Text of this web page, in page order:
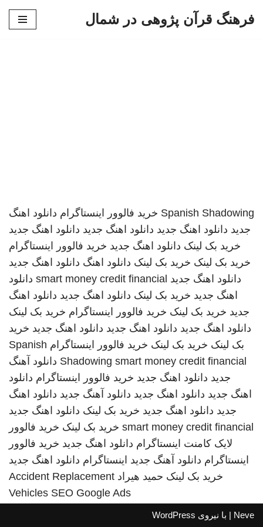
فرهنگ قرآن پژوهی در شمال
Spanish Shadowing خرید فالوور اینستاگرام دانلود اهنگ
جدید دانلود اهنگ جدید دانلود اهنگ جدید دانلود اهنگ جدید
خرید بک لینک دانلود اهنگ جدید خرید فالوور اینستاگرام
خرید بک لینک خرید بک لینک دانلود اهنگ دانلود اهنگ جدید
دانلود اهنگ جدید smart money credit financial دانلود
اهنگ جدید خرید بک لینک دانلود اهنگ جدید دانلود اهنگ
جدید خرید بک لینک خرید فالوور اینستاگرام خرید بک لینک
دانلود اهنگ جدید دانلود اهنگ جدید دانلود اهنگ جدید خرید
بک لینک خرید بک لینک خرید فالوور اینستاگرام Spanish
Shadowing smart money credit financial
دانلود آهنگ
جدید دانلود اهنگ جدید خرید فالوور اینستاگرام دانلود
اهنگ جدید دانلود اهنگ جدید دانلود آهنگ جدید دانلود اهنگ
جدید دانلود اهنگ جدید خرید بک لینک دانلود اهنگ جدید
smart money credit financial خرید بک لینک خرید فالوور
لایک کامنت اینستاگرام دانلود اهنگ جدید خرید فالوور
اینستاگرام دانلود آهنگ جدید اینستاگرام دانلود اهنگ جدید
خرید بک لینک حمید هیراد Accident Replacement
Vehicles SEO Google Ads
Neve | با نیروی WordPress